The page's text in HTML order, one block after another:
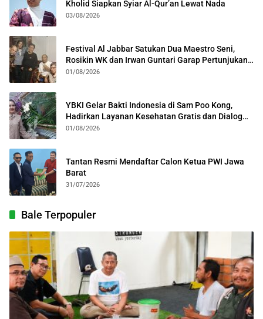
Kholid Siapkan Syiar Al-Qur’an Lewat Nada
03/08/2026
Festival Al Jabbar Satukan Dua Maestro Seni,
Rosikin WK dan Irwan Guntari Garap Pertunjukan
Kolosal
01/08/2026
YBKI Gelar Bakti Indonesia di Sam Poo Kong,
Hadirkan Layanan Kesehatan Gratis dan Dialog
Kebangsaan
01/08/2026
Tantan Resmi Mendaftar Calon Ketua PWI Jawa
Barat
31/07/2026
Bale Terpopuler